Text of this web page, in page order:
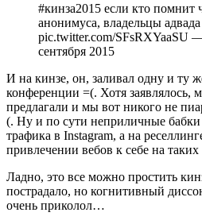
#кинза2015 если кто помнит
анонимуса, владельцы адвада
pic.twitter.com/SFsRXYaaSU —
сентября 2015
И на кинзе, он, заливал одну и ту
конференции =(. Хотя заявлялось,
предлагали и мы вот никого не
(. Ну и по сути неприличные
трафика в Instagram, а на
привлечении вебов к себе на
Ладно, это все можно простить
пострадало, но когнитивный
очень приколол…